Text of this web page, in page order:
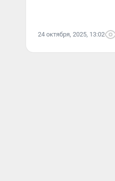
24 октября, 2025, 13:02